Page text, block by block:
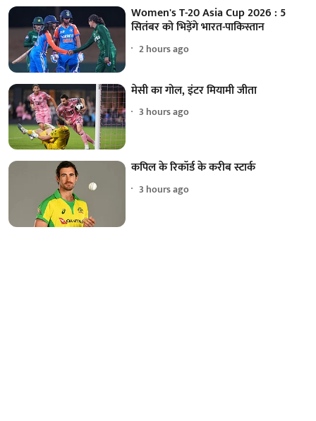
Women's T-20 Asia Cup 2026 : 5
सितंबर को भिड़ेंगे भारत-पाकिस्तान
2 hours ago
मेसी का गोल, इंटर मियामी जीता
3 hours ago
कपिल के रिकॉर्ड के करीब स्टार्क
3 hours ago